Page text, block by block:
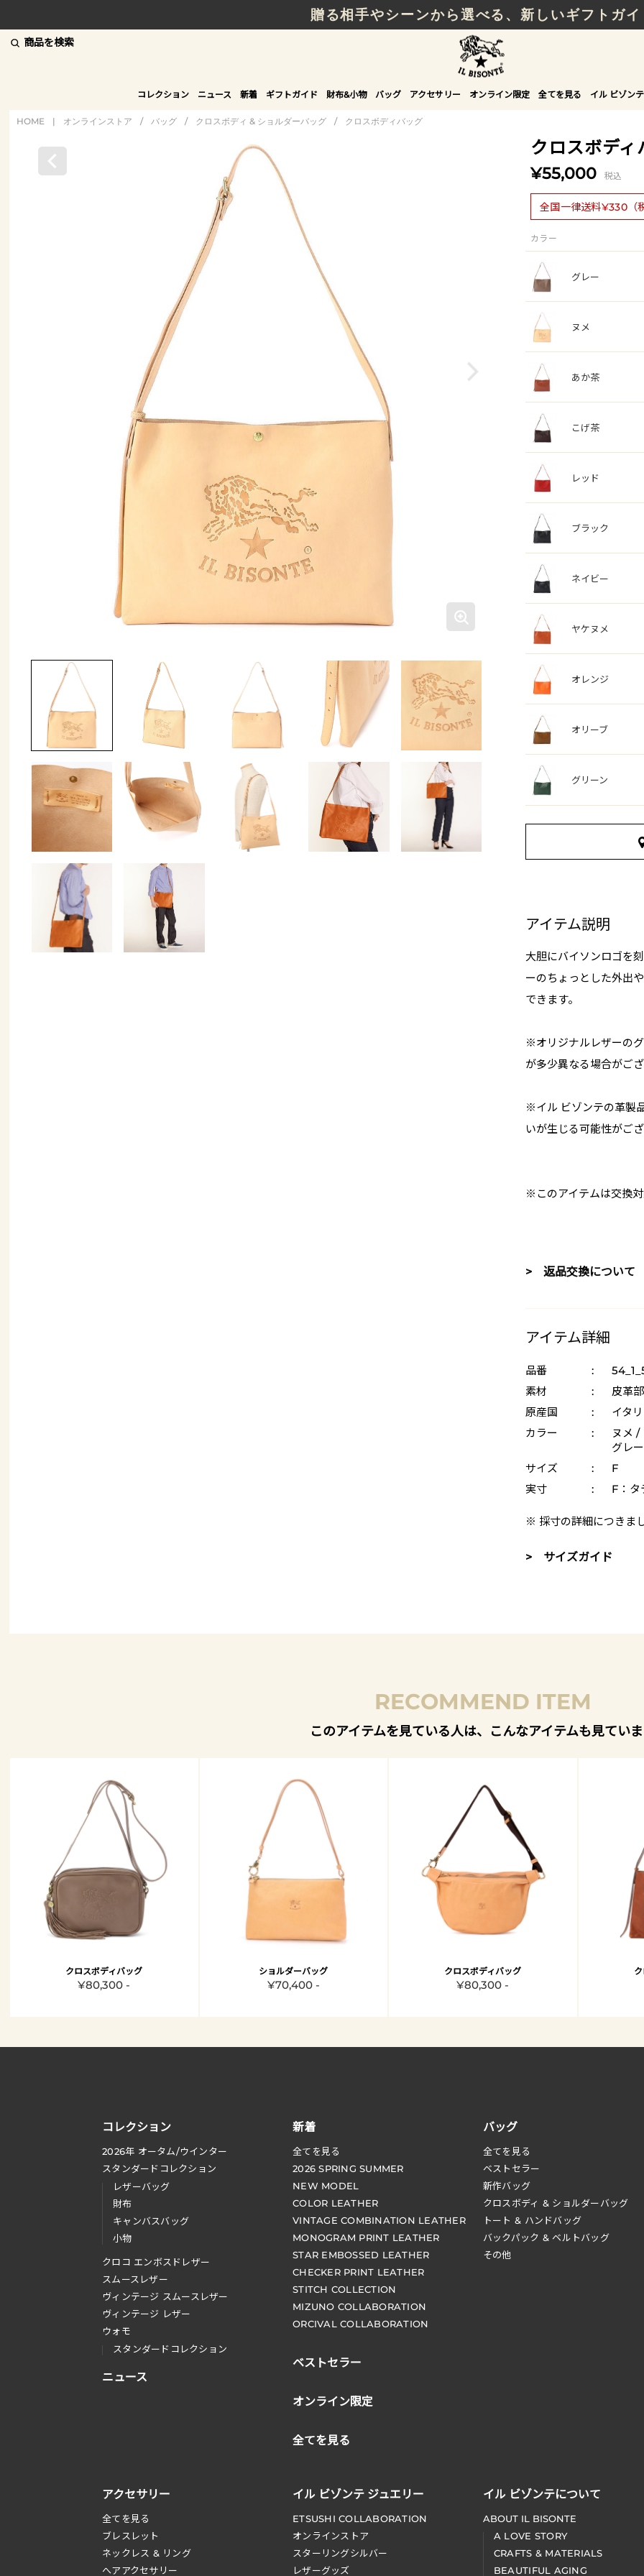
贈る相手やシーンから選べる、新しいギフトガイ
商品を検索
コレクション ニュース 新着 ギフトガイド 財布&小物 バッグ アクセサリー オンライン限定 全てを見る イル ビゾン
HOME | オンラインストア / バッグ / クロスボディ & ショルダーバッグ / クロスボディバッグ
クロスボディ
¥55,000 税込
全国一律送料¥330（
カラー
グレー
ヌメ
あか茶
こげ茶
レッド
ブラック
ネイビー
ヤケヌメ
オレンジ
オリーブ
グリーン
アイテム説明
大胆にバイソンロゴを
ーのちょっとした外出
できます。
※オリジナルレザーの
が多少異なる場合がご
※イル ビゾンテの革製
いが生じる可能性がご
※このアイテムは交換
> 返品交換について
アイテム詳細
品番 :
素材
:
皮革
原産国
:
イタ
カラー
:
ヌメ /
グレ
サイズ
:
F
実寸
: F：タ
※ 採寸の詳細につきま
> サイズガイド
RECOMMEND ITEM
このアイテムを見ている人は、こんなアイテムも見てい
クロスボディバッグ
¥80,300 -
ショルダーバッグ
¥70,400 -
クロスボディバッグ
¥80,300 -
コレクション
2026年 オータム/ウインター
スタンダードコレクション
レザーバッグ
財布
キャンバスバッグ
小物
クロコ エンボスドレザー
スムースレザー
ヴィンテージ スムースレザー
ヴィンテージ レザー
ウォモ
スタンダードコレクション
ニュース
新着
全てを見る
2026 SPRING SUMMER
NEW MODEL
COLOR LEATHER
VINTAGE COMBINATION LEATHER
MONOGRAM PRINT LEATHER
STAR EMBOSSED LEATHER
CHECKER PRINT LEATHER
STITCH COLLECTION
MIZUNO COLLABORATION
ORCIVAL COLLABORATION
ベストセラー
オンライン限定
全てを見る
バッグ
全てを見る
ベストセラー
新作バッグ
クロスボディ & ショルダーバッグ
トート & ハンドバッグ
バックパック & ベルトバッグ
その他
アクセサリー
全てを見る
ブレスレット
ネックレス & リング
へアアクセサリー
イル ビゾンテ ジュエリー
ETSUSHI COLLABORATION
オンラインストア
スターリングシルバー
レザーグッズ
イル ビゾンテについて
ABOUT IL BISONTE
A LOVE STORY
CRAFTS & MATERIALS
BEAUTIFUL AGING